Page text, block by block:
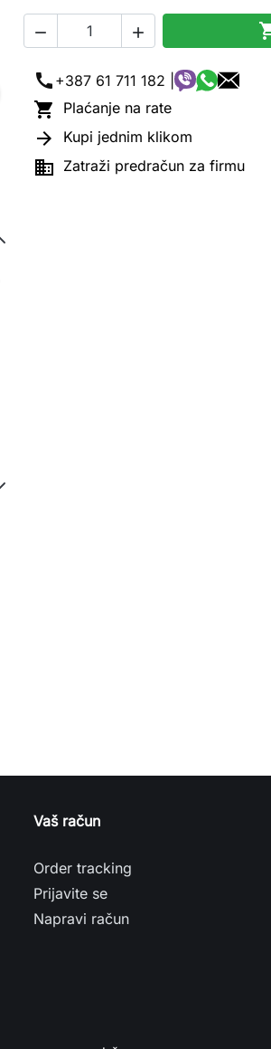
 
call +387 61 711 182 |
 Plaćanje na rate
 Kupi jednim klikom
 Zatraži predračun za firmu
Vaš račun
Order tracking
Prijavite se
Napravi račun